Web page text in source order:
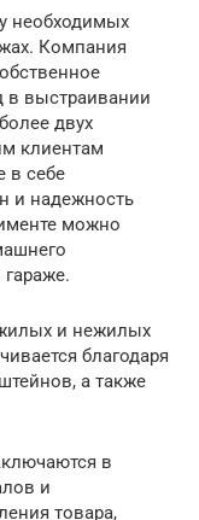
необходимых
Компания
в выстраивании
двух
клиентам
в себе
и надежность
можно
и нежилых
благодаря
а также
в
и
товара,